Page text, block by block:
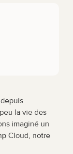
la vie des
imaginé un